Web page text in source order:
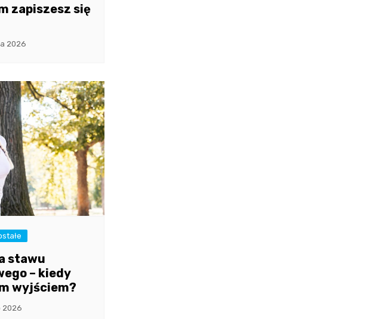
zapiszesz się
2026
stawu
– kiedy
wyjściem?
2026